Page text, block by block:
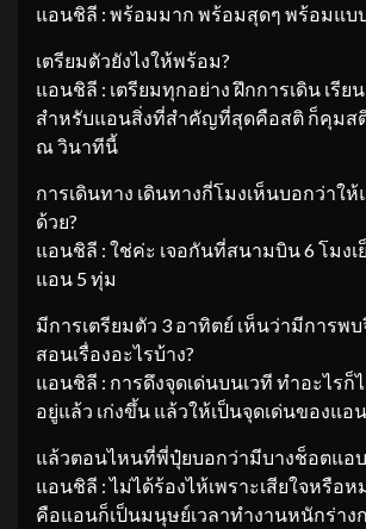
แอนชิลี : พร้อมมาก พร้อมสุดๆ พร้อมแบ
เตรียมตัวยังไงให้พร้อม?
แอนชิลี : เตรียมทุกอย่าง ฝึกการเดิน เรีย
สำหรับแอนสิ่งที่สำคัญที่สุดคือสติ ก็คุมสติ
ณ วินาทีนี้
การเดินทาง เดินทางกี่โมงเห็นบอกว่าใ
ด้วย?
แอนชิลี : ใช่ค่ะ เจอกันที่สนามบิน 6 โมง
แอน 5 ทุ่ม
มีการเตรียมตัว 3 อาทิตย์ เห็นว่ามีการพ
สอนเรื่องอะไรบ้าง?
แอนชิลี : การดึงจุดเด่นบนเวที ทำอะไรก็ไ
อยู่แล้ว เก่งขึ้น แล้วให้เป็นจุดเด่นของแอ
แล้วตอนไหนที่พี่ปุ๋ยบอกว่ามีบางช็อตแอบ
แอนชิลี : ไม่ได้ร้องไห้เพราะเสียใจหรือ
คือแอนก็เป็นมนุษย์เวลาทำงานหนักร่าง